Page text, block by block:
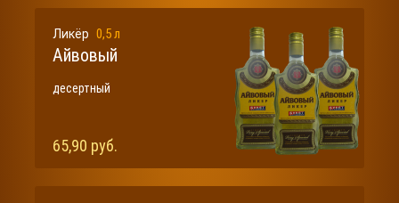
Ликёр 0,5 л
Айвовый
десертный
65,90 руб.